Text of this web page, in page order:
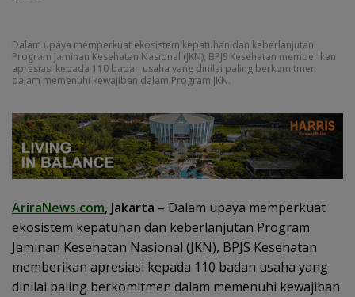
Dalam upaya memperkuat ekosistem kepatuhan dan keberlanjutan
Program Jaminan Kesehatan Nasional (JKN), BPJS Kesehatan memberikan
apresiasi kepada 110 badan usaha yang dinilai paling berkomitmen
dalam memenuhi kewajiban dalam Program JKN.
AriraNews.com, Jakarta – Dalam upaya memperkuat
ekosistem kepatuhan dan keberlanjutan Program
Jaminan Kesehatan Nasional (JKN), BPJS Kesehatan
memberikan apresiasi kepada 110 badan usaha yang
dinilai paling berkomitmen dalam memenuhi kewajiban